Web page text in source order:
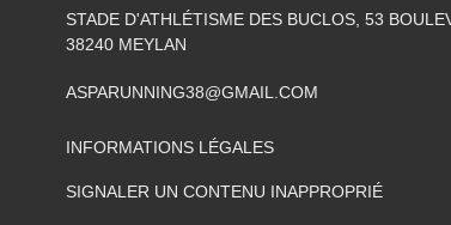
STADE D'ATHLÉTISME DES BUCLOS, 53
38240 MEYLAN
ASPARUNNING38@GMAIL.COM
INFORMATIONS LÉGALES
SIGNALER UN CONTENU INAPPROPRIÉ